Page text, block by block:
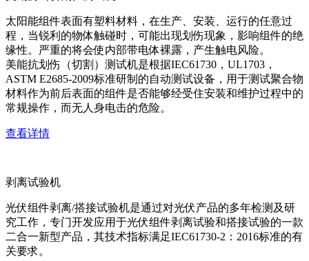
太阳能组件表面有塑料材料，在生产、安装、运行的任意过
程，当锐利的物体触碰时，可能出现划伤现象，影响组件的绝
缘性。严重的将会使内部带电体裸露，产生触电风险。
美能抗划伤（切割）测试机是根据IEC61730，UL1703，
ASTM E2685-2009标准研制的自动测试设备，用于测试聚合物
材料作为前后表面的组件是否能够经受住安装和维护过程中的
常规操作，而无人身电击的危险。
查看详情
剥离试验机
光伏组件剥离/搭接试验机是通过对光伏产品的多年检测及研
究工作，专门开发应用于光伏组件剥离试验和搭接试验的一款
二合一新型产品，其技术指标满足IEC61730-2：2016标准的有
关要求。